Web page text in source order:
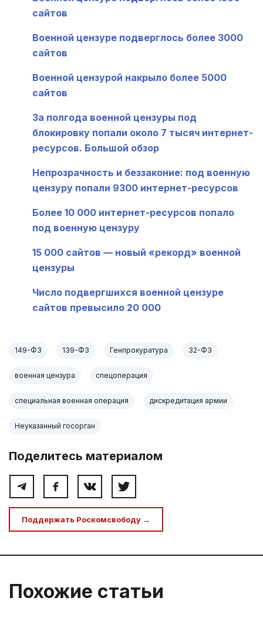
сайтов
Военной цензуре подверглось более 3000
сайтов
Военной цензурой накрыло более 5000
сайтов
За полгода военной цензуры под
блокировку попали около 7 тысяч интернет-
ресурсов. Большой обзор
Непрозрачность и беззаконие: под военную
цензуру попали 9300 интернет-ресурсов
Более 10 000 интернет-ресурсов попало
под военную цензуру
15 000 сайтов — новый «рекорд» военной
цензуры
Число подвергшихся военной цензуре
сайтов превысило 20 000
149-ФЗ 139-ФЗ Генпрокуратура 32-ФЗ
военная цензура спецоперация
специальная военная операция дискредитация армии
Неуказанный госорган
Поделитесь материалом
Поддержать Роскомсвободу →
Похожие статьи